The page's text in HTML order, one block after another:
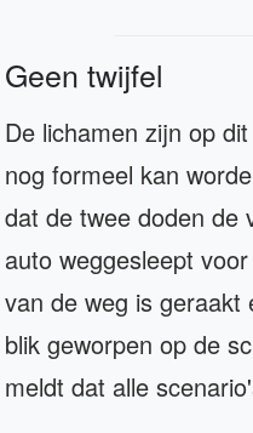
Geen twijfel
De lichamen zijn op
nog formeel kan
dat de twee doden de
auto weggesleept
van de weg is geraakt
blik geworpen op de
meldt dat alle